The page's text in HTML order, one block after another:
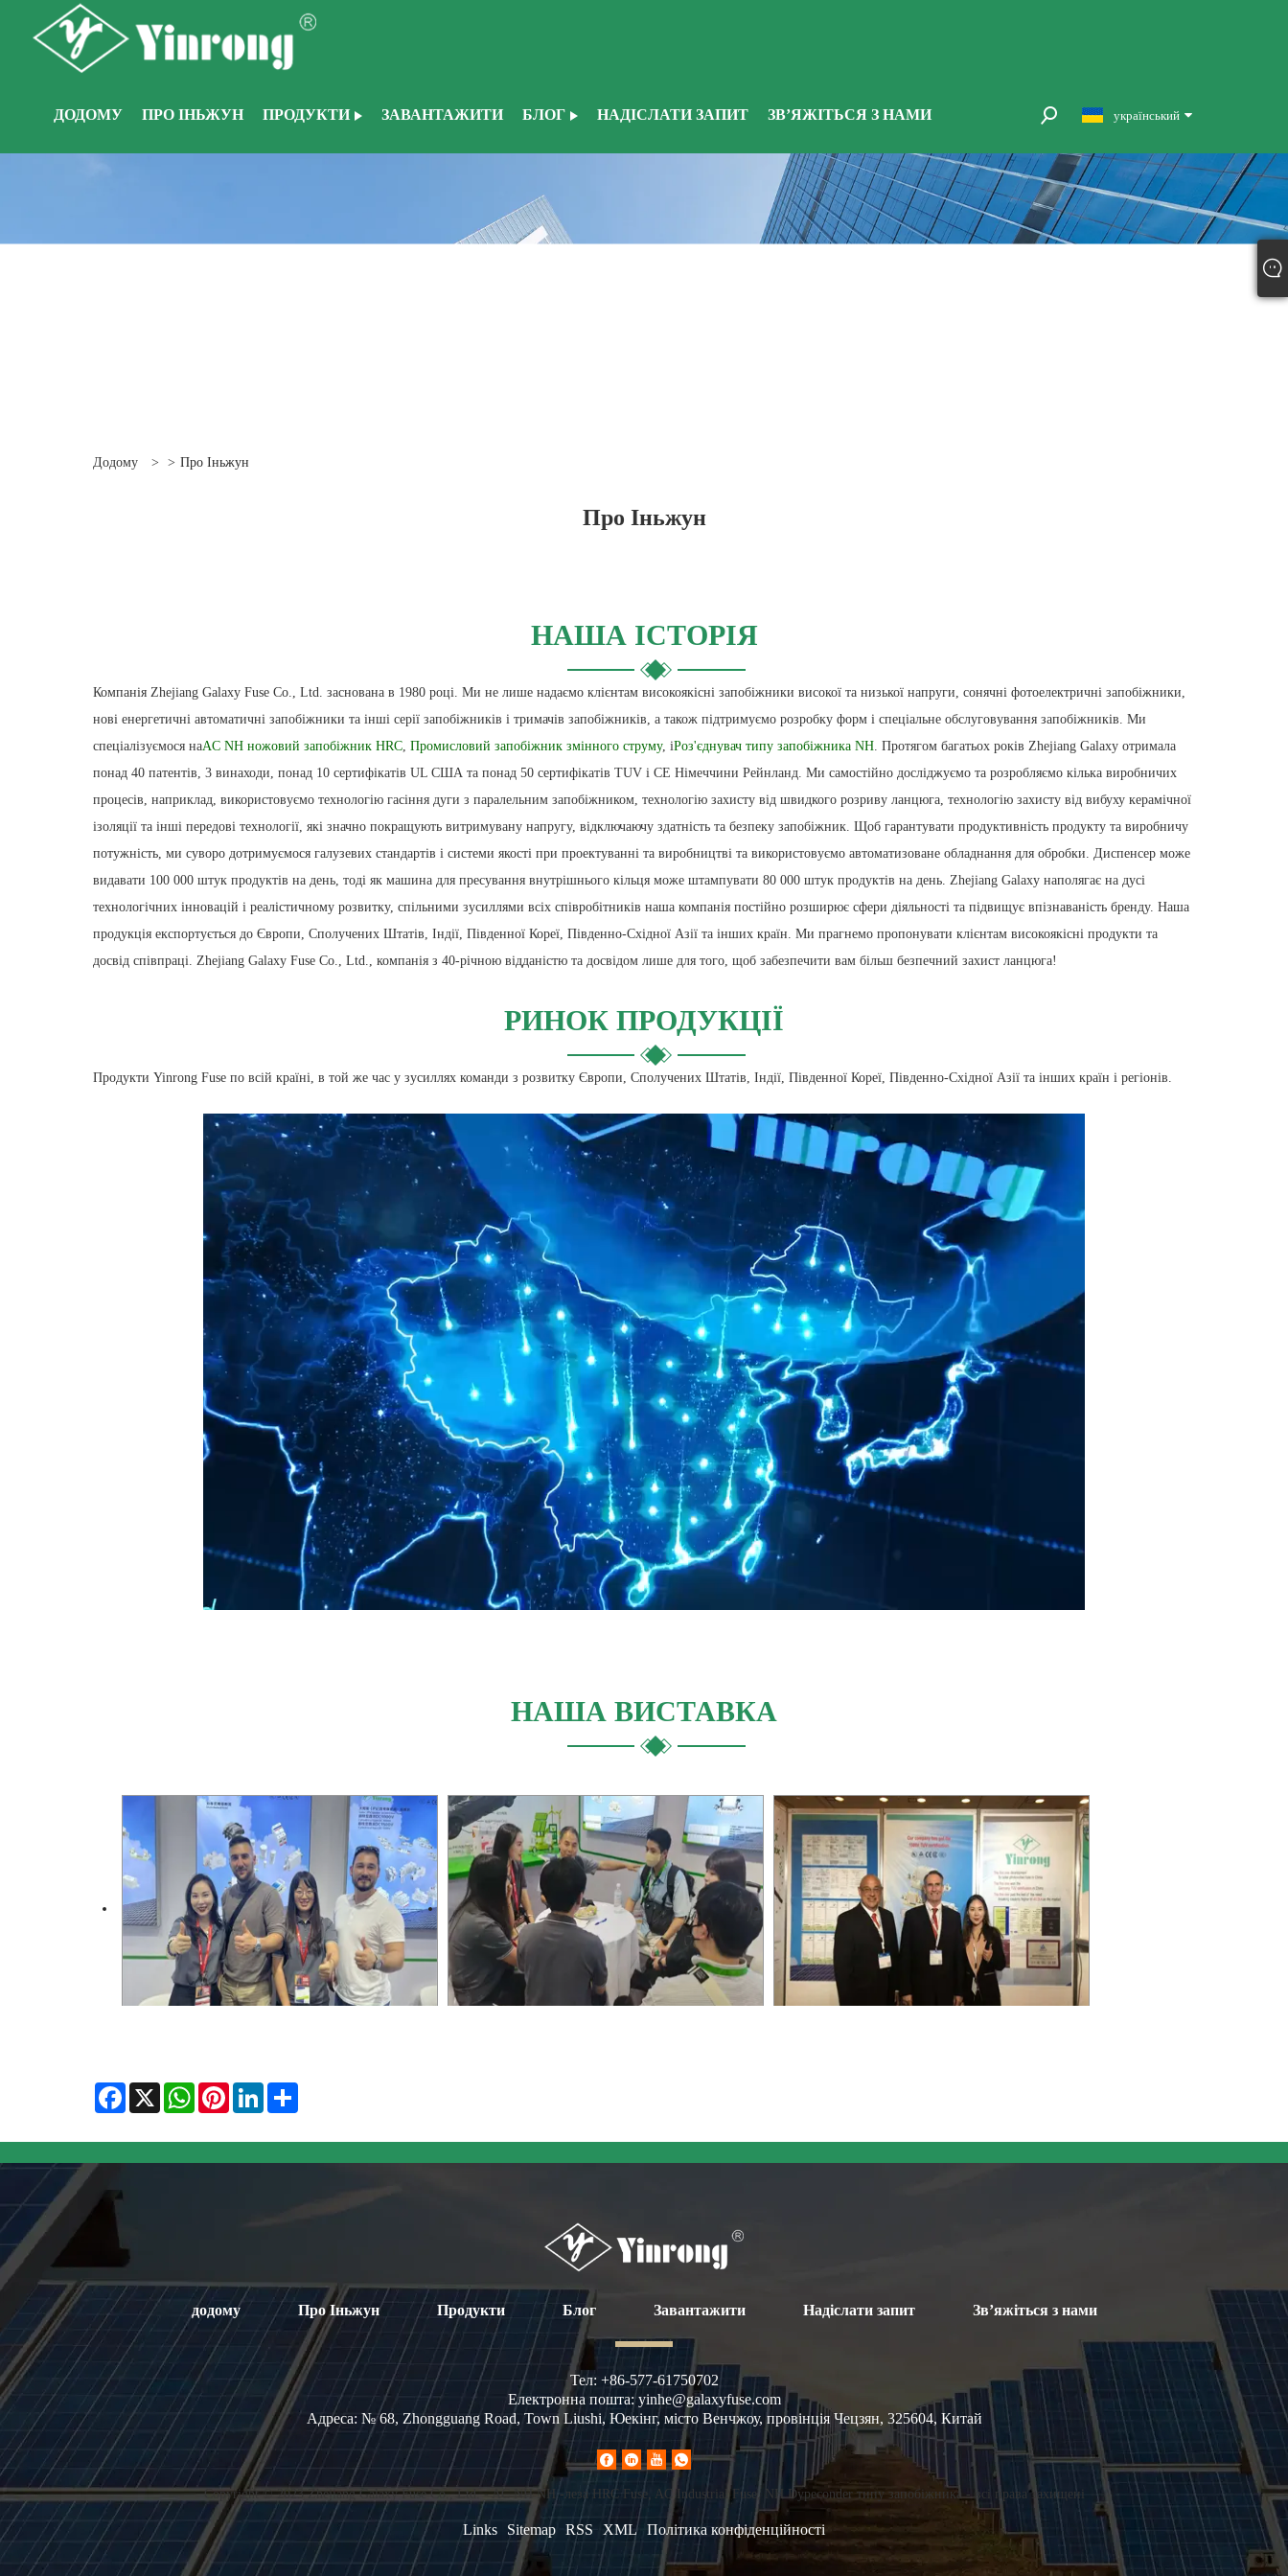
ДОДОМУ ПРО ІНЬЖУН ПРОДУКТИ ЗАВАНТАЖИТИ БЛОГ НАДІСЛАТИ ЗАПИТ ЗВ’ЯЖІТЬСЯ З НАМИ український
Додому > > Про Іньжун
Про Іньжун
НАША ІСТОРІЯ
Компанія Zhejiang Galaxy Fuse Co., Ltd. заснована в 1980 році. Ми не лише надаємо клієнтам високоякісні запобіжники високої та низької напруги, сонячні фотоелектричні запобіжники,
нові енергетичні автоматичні запобіжники та інші серії запобіжників і тримачів запобіжників, а також підтримуємо розробку форм і спеціальне обслуговування запобіжників. Ми
спеціалізуємося наAC NH ножовий запобіжник HRC, Промисловий запобіжник змінного струму, іРоз'єднувач типу запобіжника NH. Протягом багатьох років Zhejiang Galaxy отримала
понад 40 патентів, 3 винаходи, понад 10 сертифікатів UL США та понад 50 сертифікатів TUV і CE Німеччини Рейнланд. Ми самостійно досліджуємо та розробляємо кілька виробничих
процесів, наприклад, використовуємо технологію гасіння дуги з паралельним запобіжником, технологію захисту від швидкого розриву ланцюга, технологію захисту від вибуху керамічної
ізоляції та інші передові технології, які значно покращують витримувану напругу, відключаючу здатність та безпеку запобіжник. Щоб гарантувати продуктивність продукту та виробничу
потужність, ми суворо дотримуємося галузевих стандартів і системи якості при проектуванні та виробництві та використовуємо автоматизоване обладнання для обробки. Диспенсер може
видавати 100 000 штук продуктів на день, тоді як машина для пресування внутрішнього кільця може штампувати 80 000 штук продуктів на день. Zhejiang Galaxy наполягає на дусі
технологічних інновацій і реалістичному розвитку, спільними зусиллями всіх співробітників наша компанія постійно розширює сфери діяльності та підвищує впізнаваність бренду. Наша
продукція експортується до Європи, Сполучених Штатів, Індії, Південної Кореї, Південно-Східної Азії та інших країн. Ми прагнемо пропонувати клієнтам високоякісні продукти та
досвід співпраці. Zhejiang Galaxy Fuse Co., Ltd., компанія з 40-річною відданістю та досвідом лише для того, щоб забезпечити вам більш безпечний захист ланцюга!
РИНОК ПРОДУКЦІЇ
Продукти Yinrong Fuse по всій країні, в той же час у зусиллях команди з розвитку Європи, Сполучених Штатів, Індії, Південної Кореї, Південно-Східної Азії та інших країн і регіонів.
НАША ВИСТАВКА
Facebook
X WhatsAppPinterestLinkedIn
додому Про Іньжун Продукти Блог Завантажити Надіслати запит Зв’яжіться з нами
Тел: +86-577-61750702
Електронна пошта:yinhe@galaxyfuse.com
Адреса: № 68, Zhongguang Road, Town Liushi, Юекінг, місто Венчжоу, провінція Чецзян, 325604, Китай
Copyright © 2023 Zhejiang Galaxy Fuse Co., Ltd. - AC NH NH -леза HRC Fuse, AC Industrial Fuse, NH Dypeconder типу запобіжника - всі права захищені
Links Sitemap RSS XML Політика конфіденційності